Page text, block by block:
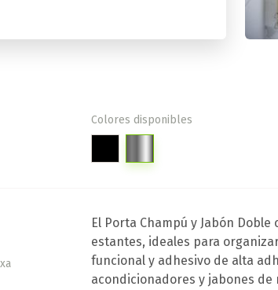
Colores disponibles
El Porta Champú y Jabón
estantes, ideales para
funcional y adhesivo de alta
acondicionadores y jabones